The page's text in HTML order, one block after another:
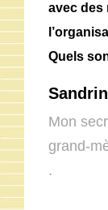
avec des
Quels
Mon
grand-
.